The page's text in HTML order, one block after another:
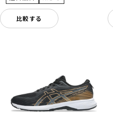
比較する